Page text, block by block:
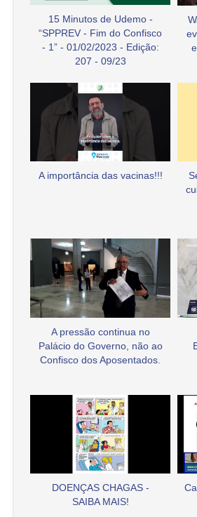
15 Minutos de Udemo -
“SPPREV - Fim do Confisco
- 1” - 01/02/2023 - Edição:
207 - 09/23
A importância das vacinas!!!
A pressão continua no
Palácio do Governo, não ao
Confisco dos Aposentados.
DOENÇAS CHAGAS -
SAIBA MAIS!